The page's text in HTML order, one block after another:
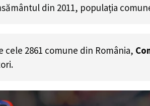
din 2011, populația
cele 2861 comune din România,